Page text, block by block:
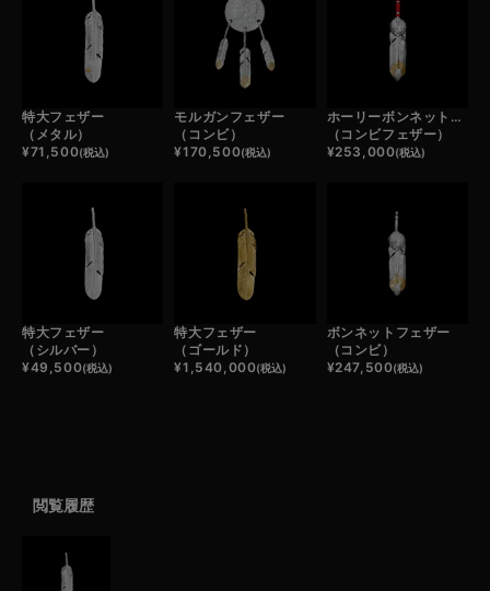
特大フェザー
（メタル）
¥71,500(税込)
モルガンフェザー
（コンビ）
¥170,500(税込)
ホーリーボンネットフェザー
（コンビフェザー）
¥253,000(税込)
特大フェザー
（シルバー）
¥49,500(税込)
特大フェザー
（ゴールド）
¥1,540,000(税込)
ボンネットフェザー
（コンビ）
¥247,500(税込)
閲覧履歴